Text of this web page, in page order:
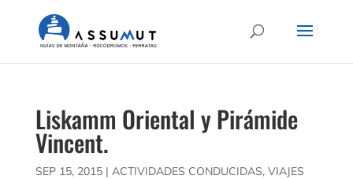
Liskamm Oriental y Pirámide
Vincent.
SEP 15, 2015| ACTIVIDADES CONDUCIDAS, VIAJES